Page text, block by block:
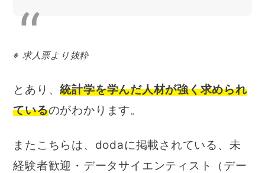
※ 求人票より抜粋
とあり、統計学を学んだ人材が強く求められ
ているのがわかります。
またこちらは、dodaに掲載されている、未
経験者歓迎・データサイエンティスト（デー